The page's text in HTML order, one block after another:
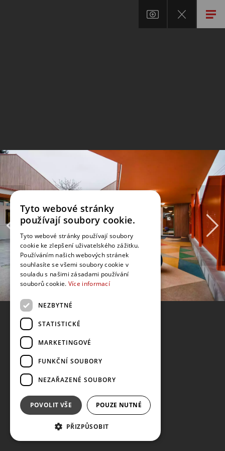
Tyto webové stránky
používají soubory cookie.
Tyto webové stránky používají soubory
cookie ke zlepšení uživatelského zážitku.
Používáním našich webových stránek
souhlasíte se všemi soubory cookie v
souladu s našimi zásadami používání
souborů cookie. Více informací
NEZBYTNÉ
STATISTICKÉ
MARKETINGOVÉ
FUNKČNÍ SOUBORY
NEZAŘAZENÉ SOUBORY
POVOLIT VŠE POUZE NUTNÉ
PŘIZPŮSOBIT